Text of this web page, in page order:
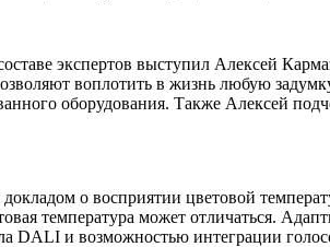
экспертов выступил Алексей
воплотить в жизнь любую задумку
оборудования. Также Алексей
о восприятии цветовой
температура может отличаться.
DALI и возможностью интеграции